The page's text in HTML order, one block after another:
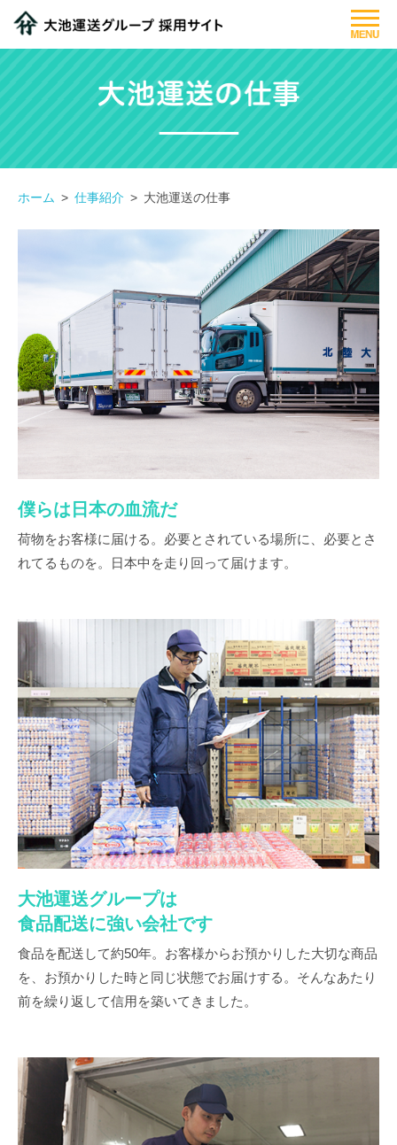
大池運送グループについて
仕事紹介
先輩社員紹介
フォトギャラリー
閉じる
ホーム 仕事紹介 大池運送の仕事
僕らは日本の血流だ
荷物をお客様に届ける。必要とされている場所に、必要とさ
れてるものを。日本中を走り回って届けます。
大池運送グループは
食品配送に強い会社です
食品を配送して約50年。お客様からお預かりした大切な商品
を、お預かりした時と同じ状態でお届けする。そんなあたり
前を繰り返して信用を築いてきました。